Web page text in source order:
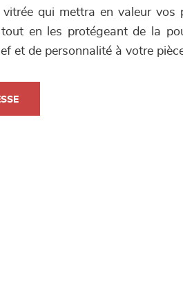
qui mettra en valeur vos
en les protégeant de la
et de personnalité à votre